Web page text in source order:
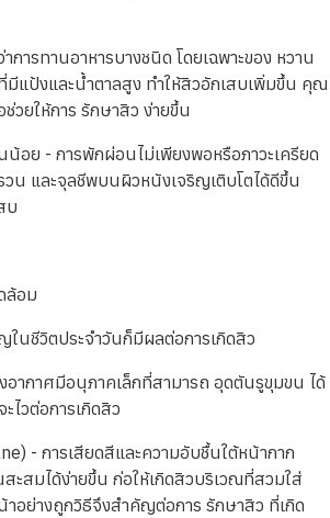
การทานอาหารบางชนิด โดยเฉพาะของ หวาน
แป้งและน้ำตาลสูง ทำให้สิวอักเสบเพิ่มขึ้น คุณ
วยให้การ รักษาสิว ง่ายขึ้น
น้อย - การพักผ่อนไม่เพียงพอหรือภาวะเครียด
น และจุลชีพบนผิวหนังเจริญเติบโตได้ดีขึ้น
บ
ล้อม
ในชีวิตประจำวันก็มีผลต่อการเกิดสิว
ากาศมีอนุภาคเล็กที่สามารถ อุดตันรูขุมขน ได้
ไวต่อการเกิดสิว
- การเสียดสีและความอับชื้นใต้หน้ากาก
สะสมได้ง่ายขึ้น ก่อให้เกิดสิวบริเวณที่สวมใส่
าอย่างถูกวิธีจึงสำคัญต่อการ รักษาสิว ที่เกิด